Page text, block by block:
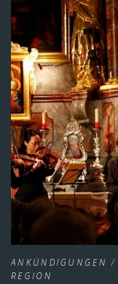
ANKÜNDIGUNGEN /
REGION